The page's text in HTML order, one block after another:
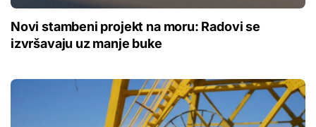
Novi stambeni projekt na moru: Radovi se
izvršavaju uz manje buke